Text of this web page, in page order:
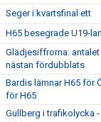
Seger i kvartsfinal ett
H65 besegrade U19-
Glädjesiffrorna:
nästan fördubblats
Bardis lämnar H65 för
för H65
Gullberg i trafikolycka